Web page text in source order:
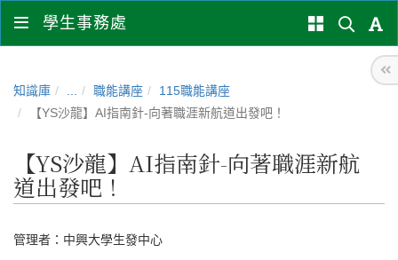
學生事務處
知識庫 職能講座
115職能講座
【YS沙龍】AI指南針-向著職涯新航道出發吧！
【YS沙龍】AI指南針-向著職涯新航
道出發吧！
管理者： 中興大學生發中心